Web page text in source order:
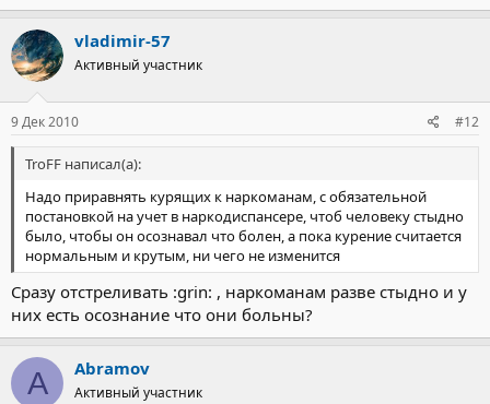
vladimir-57
Активный участник
9 Дек 2010 #12
TroFF написал(а):
Надо приравнять курящих к наркоманам, с обязательной
постановкой на учет в наркодиспансере, чтоб человеку стыдно
было, чтобы он осознавал что болен, а пока курение считается
нормальным и крутым, ни чего не изменится
Сразу отстреливать :grin: , наркоманам разве стыдно и у
них есть осознание что они больны?
A Abramov
Активный участник